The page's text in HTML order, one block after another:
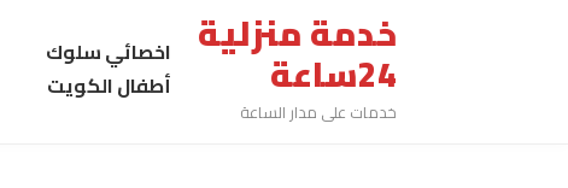
خدمة منزلية
24ساعة
خدمات على مدار الساعة
اخصائي سلوك
أطفال الكويت